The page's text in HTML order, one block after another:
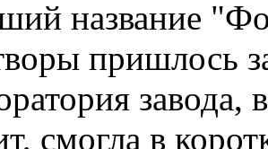
название
пришлось
завода,
смогла в